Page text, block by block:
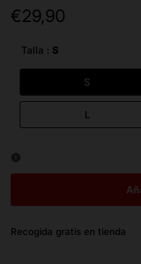
Precio
oferta
€29,90
Talla : S
S
L
Recogida gratis en tienda